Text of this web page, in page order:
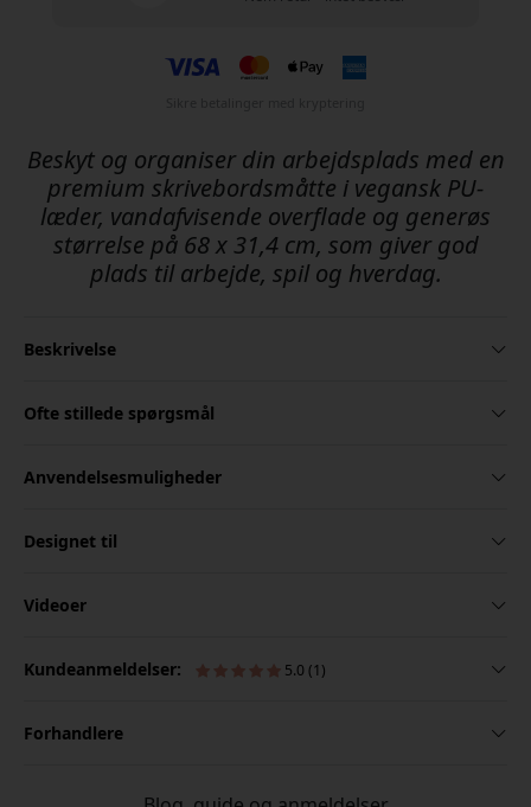
Beskyt og organiser din arbejdsplads med en
premium skrivebordsmåtte i vegansk PU-
læder, vandafvisende overflade og generøs
størrelse på 68 x 31,4 cm, som giver god
plads til arbejde, spil og hverdag.
Beskrivelse
Ofte stillede spørgsmål
Anvendelsesmuligheder
Designet til
Videoer
Kundeanmeldelser: 5.0 (1)
Forhandlere